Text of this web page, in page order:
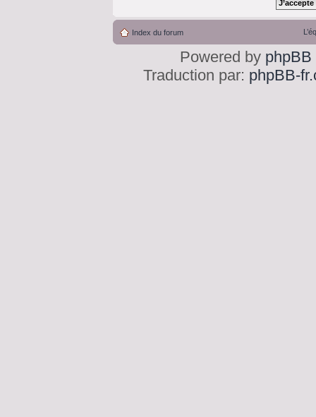
Index du forum
Powered by phpBB
Traduction par: phpBB-